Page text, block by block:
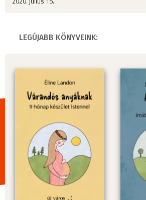
LEGÚJABB KÖNYVEINK: